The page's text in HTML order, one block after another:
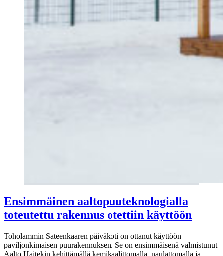
Ensimmäinen aaltopuuteknologialla
toteutettu rakennus otettiin käyttöön
Toholammin Sateenkaaren päiväkoti on ottanut käyttöön
paviljonkimaisen puurakennuksen. Se on ensimmäisenä valmistunut
Aalto Haitekin kehittämällä kemikaalittomalla, naulattomalla ja